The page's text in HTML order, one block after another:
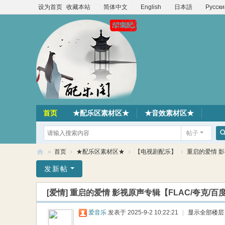
设为首页 收藏本站 简体中文 English 日本語
首页 ★配乐区素材区★ ★音效素材区★
帖子
乐
» 首页 › ★配乐区素材区★ › 【电视剧配乐】 › 重启的爱情
发新帖
[爱情] 重启的爱情 影视原声专辑【FLAC/夸克/百
爱音乐 发表于 2025-9-2 10:22:21 显示全部楼层